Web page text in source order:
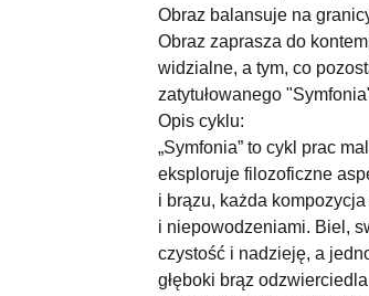
Obraz balansuje na
Obraz zaprasza do
widzialne, a tym, co
zatytułowanego
Opis cyklu:
„Symfonia” to cykl prac
eksploruje filozoficzne
i brązu, każda
i niepowodzeniami. Biel,
czystość i nadzieję, a
głęboki brąz